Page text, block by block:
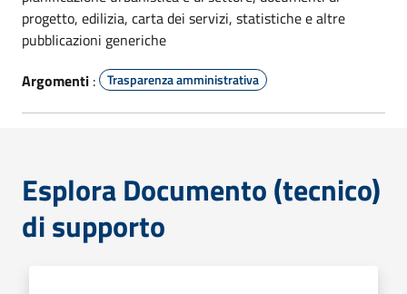
progetto, edilizia, carta dei servizi, statistiche e altre
pubblicazioni generiche
Argomenti : Trasparenza amministrativa
Esplora Documento (tecnico)
di supporto